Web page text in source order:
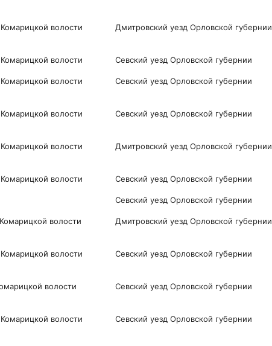
волости Дмитровский уезд Орловской губернии
волости Севский уезд Орловской губернии
волости Севский уезд Орловской губернии
волости Севский уезд Орловской губернии
волости Дмитровский уезд Орловской губернии
волости Севский уезд Орловской губернии
Севский уезд Орловской губернии
волости Дмитровский уезд Орловской губернии
волости Севский уезд Орловской губернии
волости Севский уезд Орловской губернии
волости Севский уезд Орловской губернии